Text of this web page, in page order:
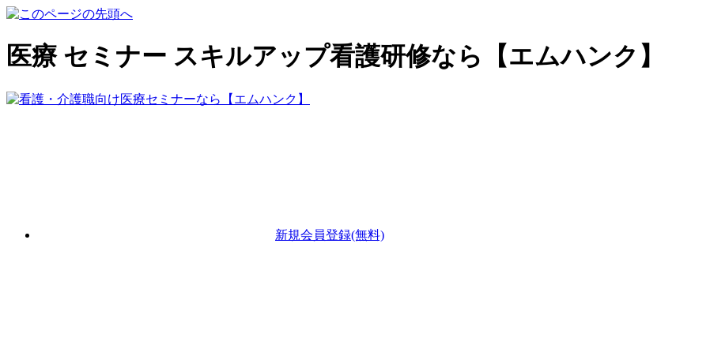
医療 セミナー スキルアップ看護研修なら【エムハンク】
新規会員登録(無料)